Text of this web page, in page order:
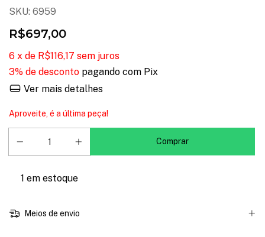
SKU: 6959
R$697,00
6 x de R$116,17 sem juros
3% de desconto pagando com Pix
Ver mais detalhes
Aproveite, é a última peça!
1 em estoque
Meios de envio